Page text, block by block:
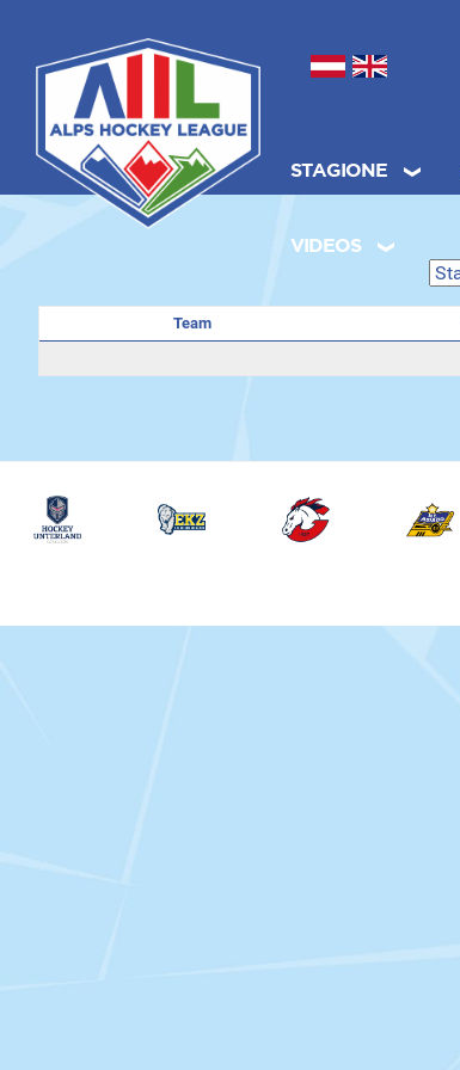
Seleziona la tua lingua
STAGIONE
VIDEOS
Team